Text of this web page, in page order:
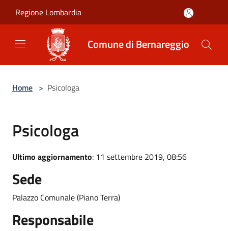
Regione Lombardia
Comune di Bernareggio
Home > Psicologa
Psicologa
Ultimo aggiornamento: 11 settembre 2019, 08:56
Sede
Palazzo Comunale (Piano Terra)
Responsabile